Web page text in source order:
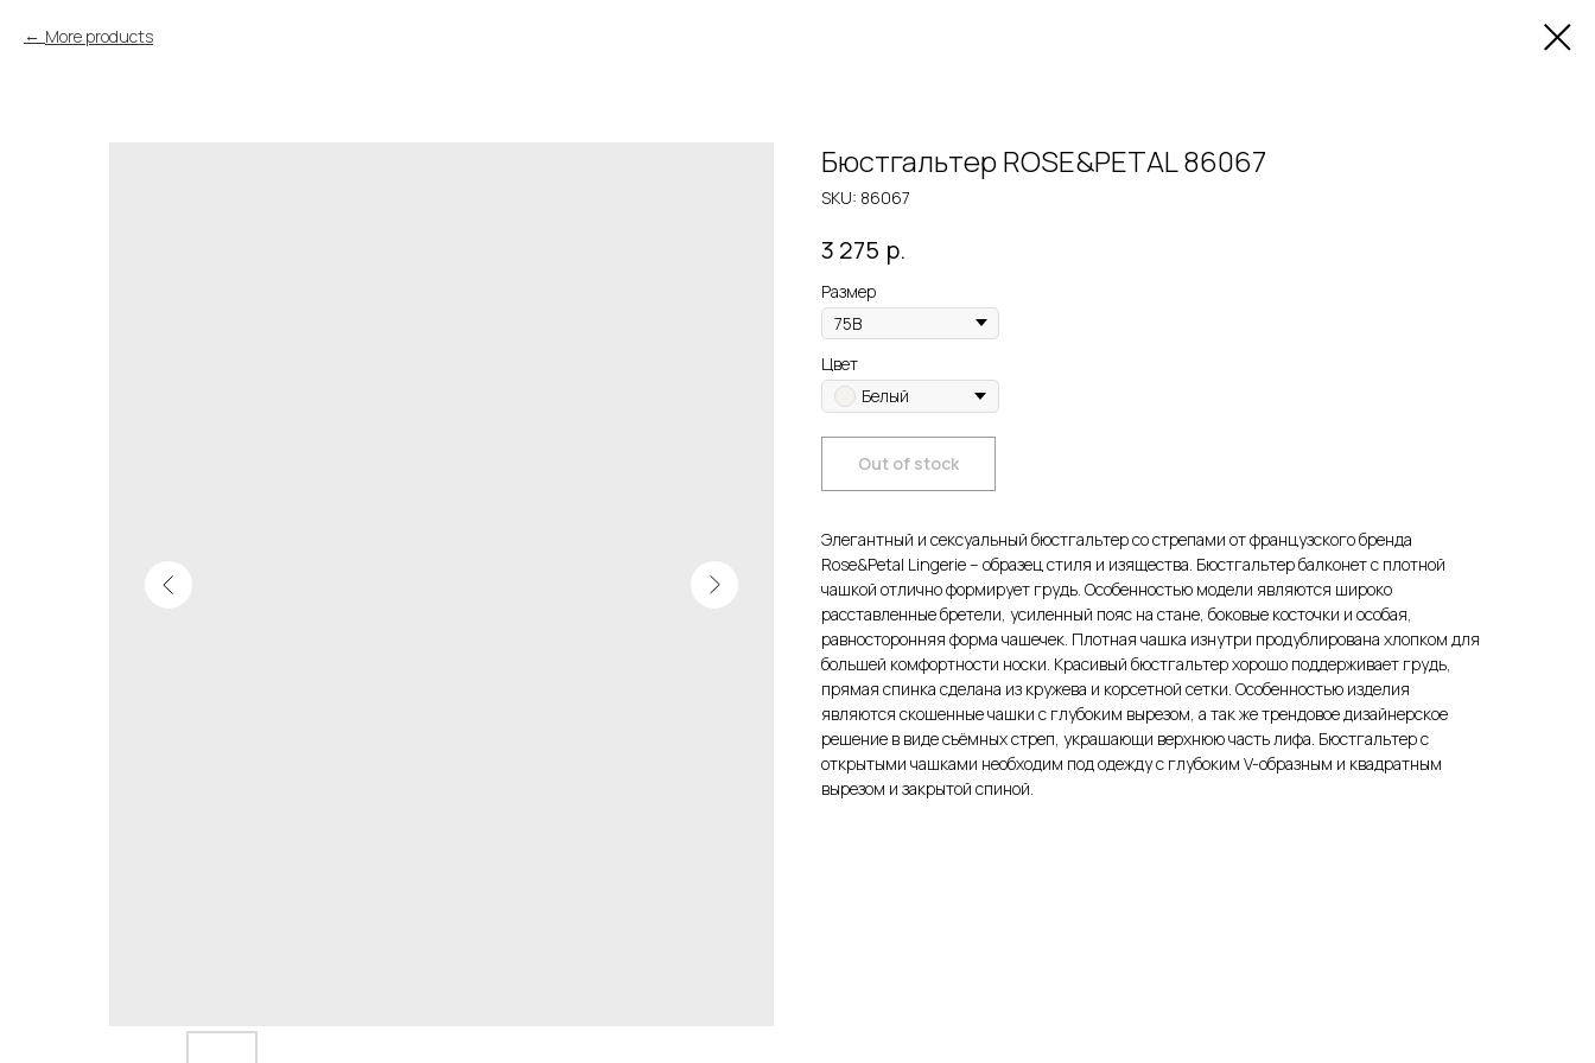
More products
Бюстгальтер ROSE&PETAL 86067
SKU: 86067
3 275 р.
Размер
Цвет
Белый
Out of stock
Элегантный и сексуальный бюстгальтер со стрепами от французского бренда
Rose&Petal Lingerie – образец стиля и изящества. Бюстгальтер балконет с плотной
чашкой отлично формирует грудь. Особенностью модели являются широко
расставленные бретели, усиленный пояс на стане, боковые косточки и особая,
равносторонняя форма чашечек. Плотная чашка изнутри продублирована хлопком для
большей комфортности носки. Красивый бюстгальтер хорошо поддерживает грудь,
прямая спинка сделана из кружева и корсетной сетки. Особенностью изделия
являются скошенные чашки с глубоким вырезом, а так же трендовое дизайнерское
решение в виде съёмных стреп, украшающи верхнюю часть лифа. Бюстгальтер с
открытыми чашками необходим под одежду с глубоким V-образным и квадратным
вырезом и закрытой спиной.